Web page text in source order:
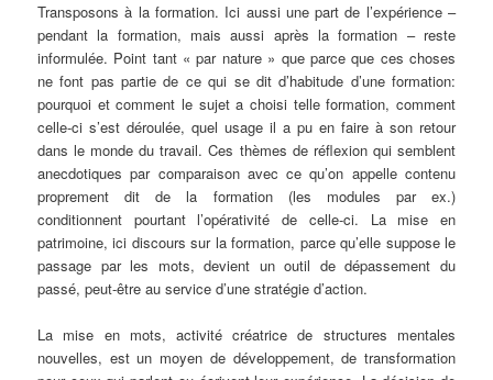
Transposons à la formation. Ici aussi une part de l’expérience –
pendant la formation, mais aussi après la formation – reste
informulée. Point tant « par nature » que parce que ces choses
ne font pas partie de ce qui se dit d’habitude d’une formation:
pourquoi et comment le sujet a choisi telle formation, comment
celle-ci s’est déroulée, quel usage il a pu en faire à son retour
dans le monde du travail. Ces thèmes de réflexion qui semblent
anecdotiques par comparaison avec ce qu’on appelle contenu
proprement dit de la formation (les modules par ex.)
conditionnent pourtant l’opérativité de celle-ci. La mise en
patrimoine, ici discours sur la formation, parce qu’elle suppose le
passage par les mots, devient un outil de dépassement du
passé, peut-être au service d’une stratégie d’action.
La mise en mots, activité créatrice de structures mentales
nouvelles, est un moyen de développement, de transformation